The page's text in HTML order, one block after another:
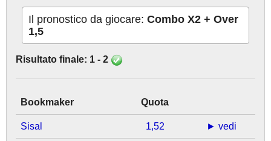
Il pronostico da giocare: Combo X2 + Over
1,5
Risultato finale: 1 - 2
Bookmaker Quota
Sisal 1,52 ► vedi